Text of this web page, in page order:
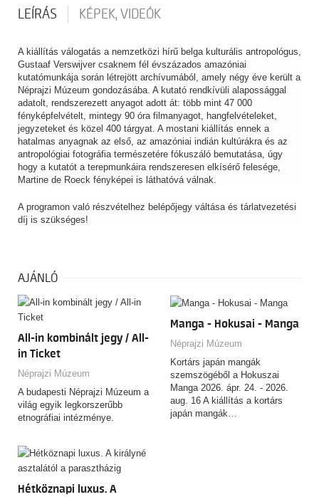
LEÍRÁS KÉPEK, VIDEÓK
A kiállítás válogatás a nemzetközi hírű belga kulturális antropológus,
Gustaaf Verswijver csaknem fél évszázados amazóniai
kutatómunkája során létrejött archívumából, amely négy éve került a
Néprajzi Múzeum gondozásába. A kutató rendkívüli alapossággal
adatolt, rendszerezett anyagot adott át: több mint 47 000
fényképfelvételt, mintegy 90 óra filmanyagot, hangfelvételeket,
jegyzeteket és közel 400 tárgyat. A mostani kiállítás ennek a
hatalmas anyagnak az első, az amazóniai indián kultúrákra és az
antropológiai fotográfia természetére fókuszáló bemutatása, úgy
hogy a kutatót a terepmunkáira rendszeresen elkísérő felesége,
Martine de Roeck fényképei is láthatóvá válnak.
A programon való részvételhez belépőjegy váltása és tárlatvezetési
díj is szükséges!
AJÁNLÓ
All-in kombinált jegy / All-
in Ticket
Néprajzi Múzeum
A budapesti Néprajzi Múzeum a
világ egyik legkorszerűbb
etnográfiai intézménye.
Manga - Hokusai - Manga
Néprajzi Múzeum
Kortárs japán mangák
szemszögéből a Hokuszai
Manga 2026. ápr. 24. - 2026.
aug. 16 A kiállítás a kortárs
japán mangák…
Hétköznapi luxus. A